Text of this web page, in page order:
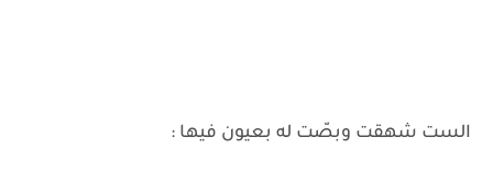
الست شهقت وبصّت له بعيون فيها :